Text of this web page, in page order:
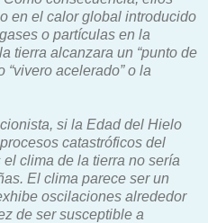
en el calor global introducido
o partículas en la
tierra alcanzara un “punto de
“vivero acelerado” o la
si la Edad del Hielo
catastróficos del
clima de la tierra no sería
El clima parece ser un
oscilaciones alrededor
de ser susceptible a